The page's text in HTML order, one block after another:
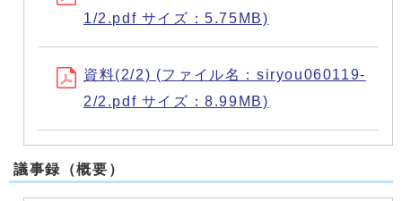
1/2.pdf サイズ：5.75MB)
資料(2/2) (ファイル名：siryou060119-
2/2.pdf サイズ：8.99MB)
議事録（概要）